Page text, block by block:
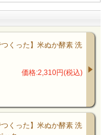
つくった】米ぬか酵素 洗
価格:2,310円(税込)
つくった】米ぬか酵素 洗